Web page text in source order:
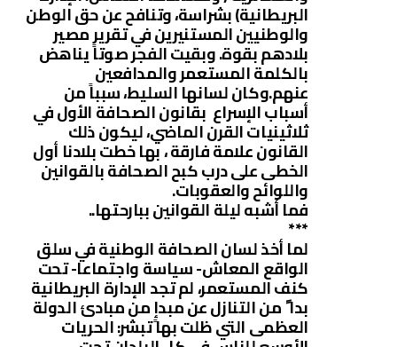
البريطانية) بشراسة، وتنافح عن حق الوطن
والوطنيين المستنيرين في تقرير مصير
بلادهم بقوة. وبقيت الفجر صوتاً يناهض
بالكلمة المستعمر والمدافعين
عنهم.وكان لسانها السليط، سبباً من
أسباب الإسراع بقانون الصحافة الأول في
ثلاثينيات القرن الماضي، ليكون ذلك
القانون علامة فارقة ، بها خطت بلادنا أول
الخطى على درب كبح الصحافة بالقوانين
واللوائح والعقوبات.
فما أشبه ليلة القوانين ببارحتها..
***
لما أخذ لسان الصحافة الوطنية في سلق
الواقع المعاش- سياسة واجتماعا- تحت
كنف المستعمر، لم تجد الإدارة البريطانية
بدا ً من التنازل عن مبدإٍ من مبادئ الدولة
العظمى التي ظلت بها تبشر: الحريات